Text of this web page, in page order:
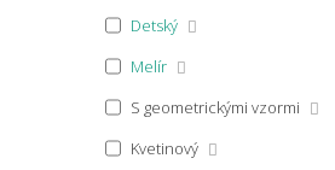
Detský
Melír
S geometrickými vzormi
Kvetinový